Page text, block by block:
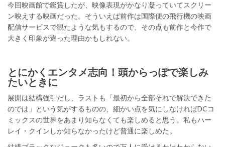
今回映画館で鑑賞したが、映像表現がかなり凝っていてスクリー
ン映えする映画だった。そういえば前作は国際便の飛行機の映画
配信サービスで観たような気もするので、その点も前作と今作で
大きく印象が違った理由かもしれない。
とにかくエンタメ志向！頭からっぽで楽しみ
たいときに
展開は結構強引だし、ラストも「最初から全部それで解決できた
のでは」という気がするものの、細かい点を気にしなければDCコ
ミックスの世界をあまり知らなくても楽しめると思う。私もハー
レイ・クインしか知らなかったけど普通に楽しめた。